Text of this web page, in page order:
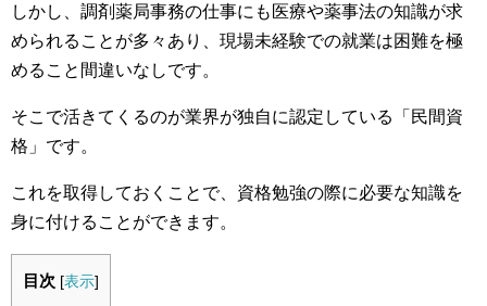
しかし、調剤薬局事務の仕事にも医療や薬事法の知識が求
められることが多々あり、現場未経験での就業は困難を極
めること間違いなしです。
そこで活きてくるのが業界が独自に認定している「民間資
格」です。
これを取得しておくことで、資格勉強の際に必要な知識を
身に付けることができます。
目次 [表示]